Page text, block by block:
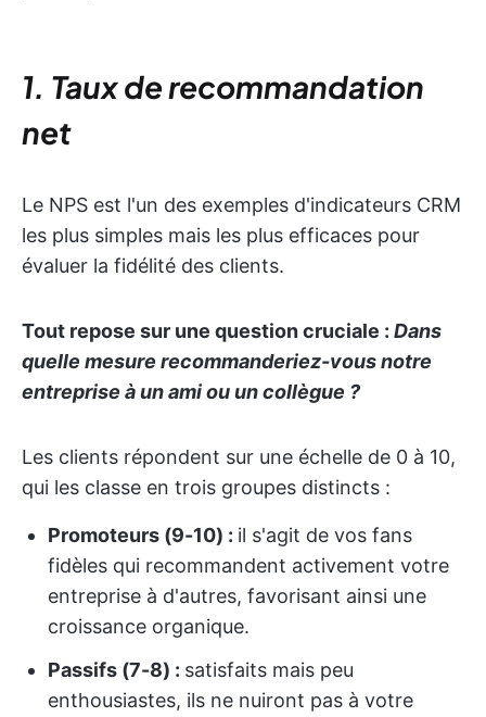
1. Taux de recommandation
net
Le NPS est l'un des exemples d'indicateurs CRM
les plus simples mais les plus efficaces pour
évaluer la fidélité des clients.
Tout repose sur une question cruciale : Dans
quelle mesure recommanderiez-vous notre
entreprise à un ami ou un collègue ?
Les clients répondent sur une échelle de 0 à 10,
qui les classe en trois groupes distincts :
Promoteurs (9-10) : il s'agit de vos fans
fidèles qui recommandent activement votre
entreprise à d'autres, favorisant ainsi une
croissance organique.
Passifs (7-8) : satisfaits mais peu
enthousiastes, ils ne nuiront pas à votre